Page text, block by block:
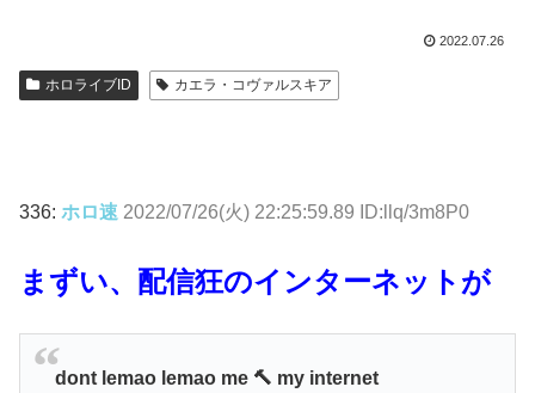
2022.07.26
ホロライブID カエラ・コヴァルスキア
336: ホロ速 2022/07/26(火) 22:25:59.89 ID:llq/3m8P0
まずい、配信狂のインターネットが
dont lemao lemao me 🔨 my internet